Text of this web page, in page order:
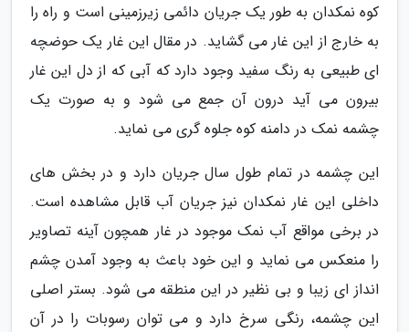
کوه نمکدان به طور یک جریان دائمی زیرزمینی است و راه را
به خارج از این غار می گشاید. در مقال این غار یک حوضچه
ای طبیعی به رنگ سفید وجود دارد که آبی که از دل این غار
بیرون می آید درون آن جمع می شود و به صورت یک
چشمه نمک در دامنه کوه جلوه گری می نماید.
این چشمه در تمام طول سال جریان دارد و در بخش های
داخلی این غار نمکدان نیز جریان آب قابل مشاهده است.
در برخی مواقع آب نمک موجود در غار همچون آینه تصاویر
را منعکس می نماید و این خود باعث به وجود آمدن چشم
انداز ای زیبا و بی نظیر در این منطقه می شود. بستر اصلی
این چشمه، رنگی سرخ دارد و می توان رسوبات را در آن